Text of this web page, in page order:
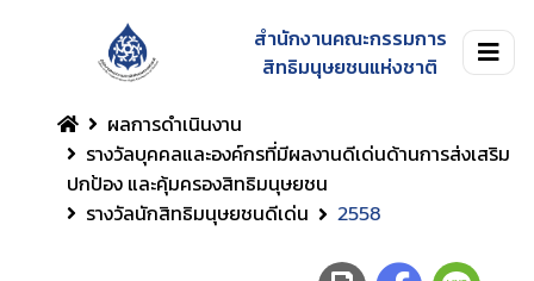
สำนักงานคณะกรรมการ
สิทธิมนุษยชนแห่งชาติ
ผลการดำเนินงาน
รางวัลบุคคลและองค์กรที่มีผลงานดีเด่นด้านการส่งเสริม
ปกป้อง และคุ้มครองสิทธิมนุษยชน
รางวัลนักสิทธิมนุษยชนดีเด่น
2558